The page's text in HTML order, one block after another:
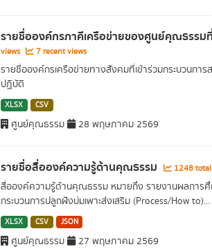
รายชื่อองค์กรภาคีเครือข่ายของศูนย์คุณธรรม
views
7 recent views
รายชื่อองค์กรเครือข่ายทางสังคมที่เข้าร่วมกระบวนกา
ปฏิบัติ
XLSX CSV
ศูนย์คุณธรรม 28 พฤษภาคม 2569
รายชื่อสื่อองค์ความรู้ด้านคุณธรรม 1248 total
สื่อองค์ความรู้ด้านคุณธรรม หมายถึง รายงานผลการ
กระบวนการปลูกฝังบ่มเพาะส่งเสริม (Process/How to)...
XLSX CSV JSON
ศูนย์คุณธรรม 27 พฤษภาคม 2569